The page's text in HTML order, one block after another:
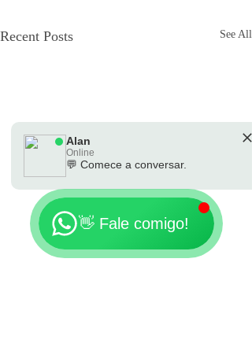
Recent Posts See All
👋 Fale comigo!
Alan
Online
💬 Comece a conversar.